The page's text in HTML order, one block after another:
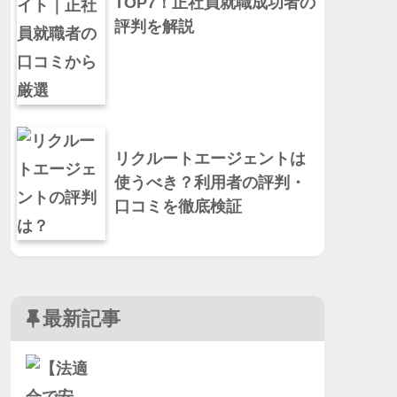
評判を解説
リクルートエージェントは
使うべき？利用者の評判・
口コミを徹底検証
最新記事